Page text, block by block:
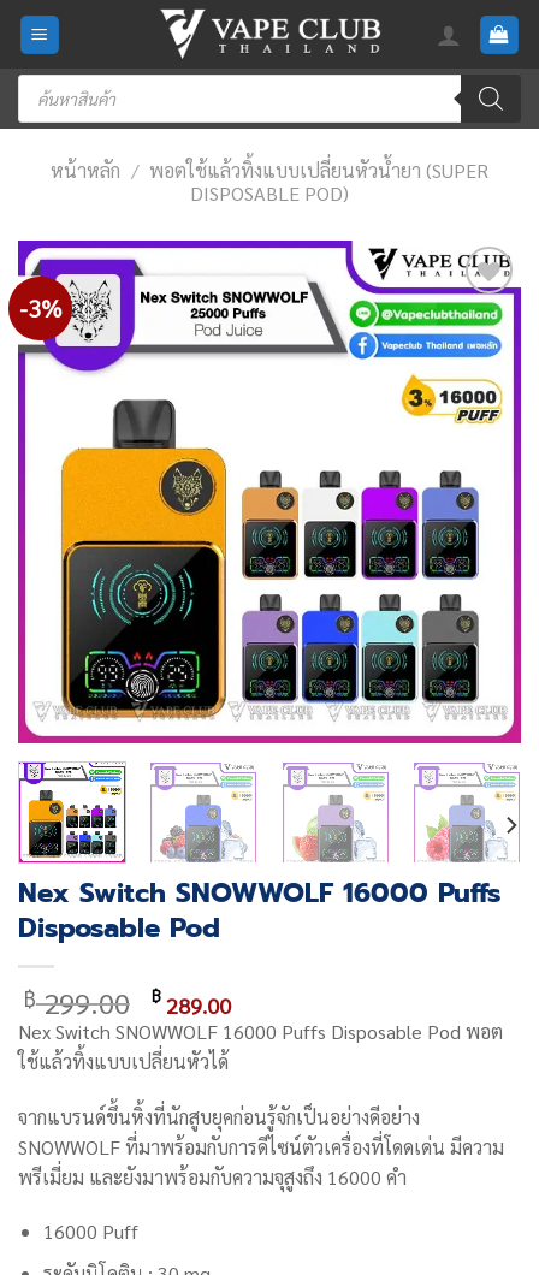
Skip
content
Products
search
หน้าหลัก / พอตใช้แล้วทิ้งแบบเปลี่ยนหัวน้ำยา (SUPER
DISPOSABLE POD)
-3%
Add
to
wishlist
Nex Switch SNOWWOLF 16000 Puffs
Disposable Pod
฿299.00 Original
price
was:
฿289.00Current
price
is:
Nex Switch SNOWWOLF 16000 Puffs Disposable Pod พอต
ใช้แล้วทิ้งแบบเปลี่ยนหัวได้
จากแบรนด์ขึ้นหิ้งที่นักสูบยุคก่อนรู้จักเป็นอย่างดีอย่าง
SNOWWOLF ที่มาพร้อมกับการดีไซน์ตัวเครื่องที่โดดเด่น มีความ
พรีเมี่ยม และยังมาพร้อมกับความจุสูงถึง 16000 คำ
16000 Puff